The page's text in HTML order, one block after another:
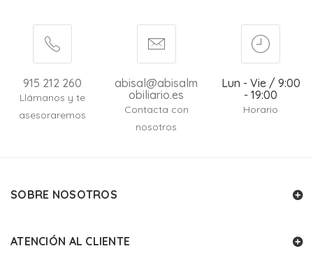
915 212 260
Llámanos y te
asesoraremos
abisal@abisalm
obiliario.es
Contacta con
nosotros
Lun - Vie / 9:00
- 19:00
Horario
SOBRE NOSOTROS
ATENCIÓN AL CLIENTE